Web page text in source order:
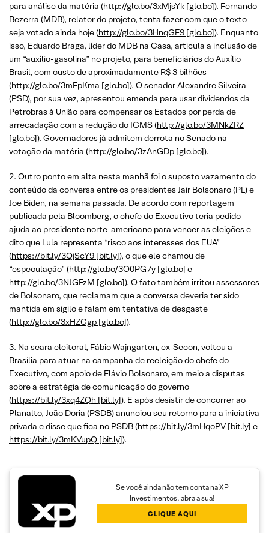
para análise da matéria (http://glo.bo/3xMjsYk [glo.bo]). Fernando
Bezerra (MDB), relator do projeto, tenta fazer com que o texto
seja votado ainda hoje (http://glo.bo/3HnqGF9 [glo.bo]). Enquanto
isso, Eduardo Braga, líder do MDB na Casa, articula a inclusão de
um “auxílio-gasolina” no projeto, para beneficiários do Auxílio
Brasil, com custo de aproximadamente R$ 3 bilhões
(http://glo.bo/3mFpKma [glo.bo]). O senador Alexandre Silveira
(PSD), por sua vez, apresentou emenda para usar dividendos da
Petrobras à União para compensar os Estados por perda de
arrecadação com a redução do ICMS (http://glo.bo/3MNkZRZ
[glo.bo]). Governadores já admitem derrota no Senado na
votação da matéria (http://glo.bo/3zAnGDp [glo.bo]).
2. Outro ponto em alta nesta manhã foi o suposto vazamento do
conteúdo da conversa entre os presidentes Jair Bolsonaro (PL) e
Joe Biden, na semana passada. De acordo com reportagem
publicada pela Bloomberg, o chefe do Executivo teria pedido
ajuda ao presidente norte-americano para vencer as eleições e
dito que Lula representa “risco aos interesses dos EUA”
(https://bit.ly/3QjScY9 [bit.ly]), o que ele chamou de
“especulação” (http://glo.bo/3O0PG7y [glo.bo] e
http://glo.bo/3NJGFzM [glo.bo]). O fato também irritou assessores
de Bolsonaro, que reclamam que a conversa deveria ter sido
mantida em sigilo e falam em tentativa de desgaste
(http://glo.bo/3xHZGgp [glo.bo]).
3. Na seara eleitoral, Fábio Wajngarten, ex-Secon, voltou a
Brasília para atuar na campanha de reeleição do chefe do
Executivo, com apoio de Flávio Bolsonaro, em meio a disputas
sobre a estratégia de comunicação do governo
(https://bit.ly/3xq4ZQh [bit.ly]). E após desistir de concorrer ao
Planalto, João Doria (PSDB) anunciou seu retorno para a iniciativa
privada e disse que fica no PSDB (https://bit.ly/3mHqoPV [bit.ly] e
https://bit.ly/3mKVupQ [bit.ly]).
Se você ainda não tem conta na XP
Investimentos, abra a sua!
CLIQUE AQUI